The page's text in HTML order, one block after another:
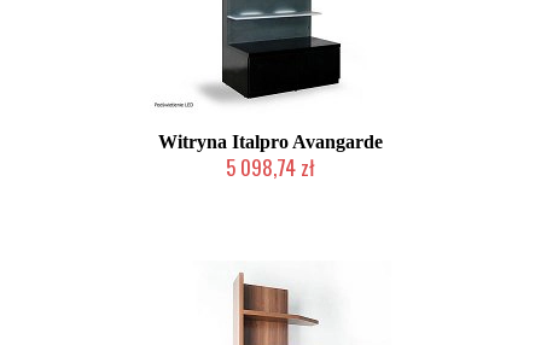
Witryna Italpro Avangarde
5 098,74 zł